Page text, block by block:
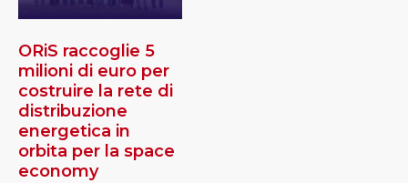
ORiS raccoglie 5
milioni di euro per
costruire la rete di
distribuzione
energetica in
orbita per la space
economy